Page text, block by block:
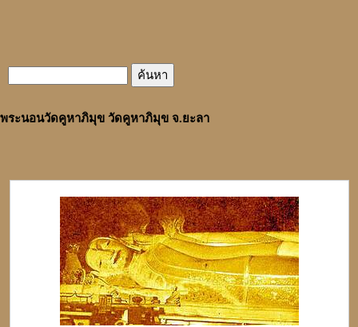
พระนอนวัดคูหาภิมุข วัดคูหาภิมุข จ.ยะลา